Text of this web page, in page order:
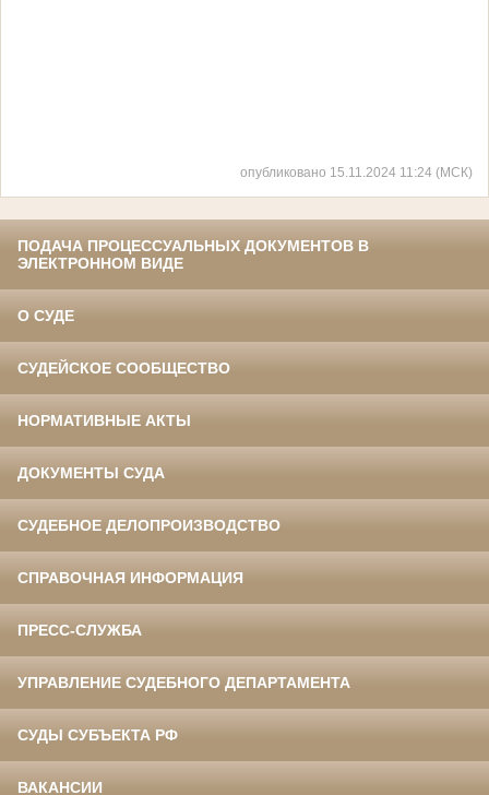
опубликовано 15.11.2024 11:24 (МСК)
ПОДАЧА ПРОЦЕССУАЛЬНЫХ ДОКУМЕНТОВ В
ЭЛЕКТРОННОМ ВИДЕ
О СУДЕ
СУДЕЙСКОЕ СООБЩЕСТВО
НОРМАТИВНЫЕ АКТЫ
ДОКУМЕНТЫ СУДА
СУДЕБНОЕ ДЕЛОПРОИЗВОДСТВО
СПРАВОЧНАЯ ИНФОРМАЦИЯ
ПРЕСС-СЛУЖБА
УПРАВЛЕНИЕ СУДЕБНОГО ДЕПАРТАМЕНТА
СУДЫ СУБЪЕКТА РФ
ВАКАНСИИ